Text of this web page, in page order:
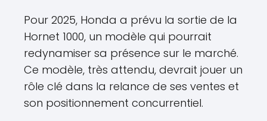
Pour 2025, Honda a prévu la sortie de la
Hornet 1000, un modèle qui pourrait
redynamiser sa présence sur le marché.
Ce modèle, très attendu, devrait jouer un
rôle clé dans la relance de ses ventes et
son positionnement concurrentiel.